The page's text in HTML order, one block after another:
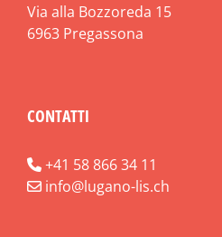
Via alla Bozzoreda 15
6963 Pregassona
CONTATTI
+41 58 866 34 11
info@lugano-lis.ch